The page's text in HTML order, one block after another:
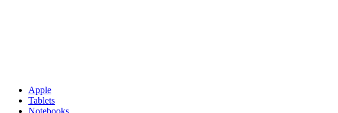
Apple
Tablets